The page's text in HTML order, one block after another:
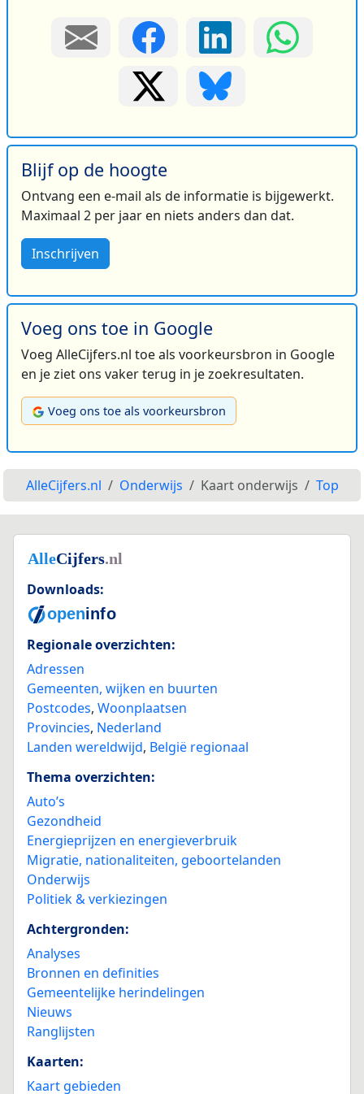
Blijf op de hoogte
Ontvang een e-mail als de informatie is bijgewerkt.
Maximaal 2 per jaar en niets anders dan dat.
Inschrijven
Voeg ons toe in Google
Voeg AlleCijfers.nl toe als voorkeursbron in Google
en je ziet ons vaker terug in je zoekresultaten.
Voeg ons toe als voorkeursbron
AlleCijfers.nl Onderwijs Kaart onderwijs Top
Downloads:
Regionale overzichten:
Adressen
Gemeenten, wijken en buurten
Postcodes, Woonplaatsen
Provincies, Nederland
Landen wereldwijd, België regionaal
Thema overzichten:
Auto’s
Gezondheid
Energieprijzen en energieverbruik
Migratie, nationaliteiten, geboortelanden
Onderwijs
Politiek & verkiezingen
Achtergronden:
Analyses
Bronnen en definities
Gemeentelijke herindelingen
Nieuws
Ranglijsten
Kaarten:
Kaart gebieden